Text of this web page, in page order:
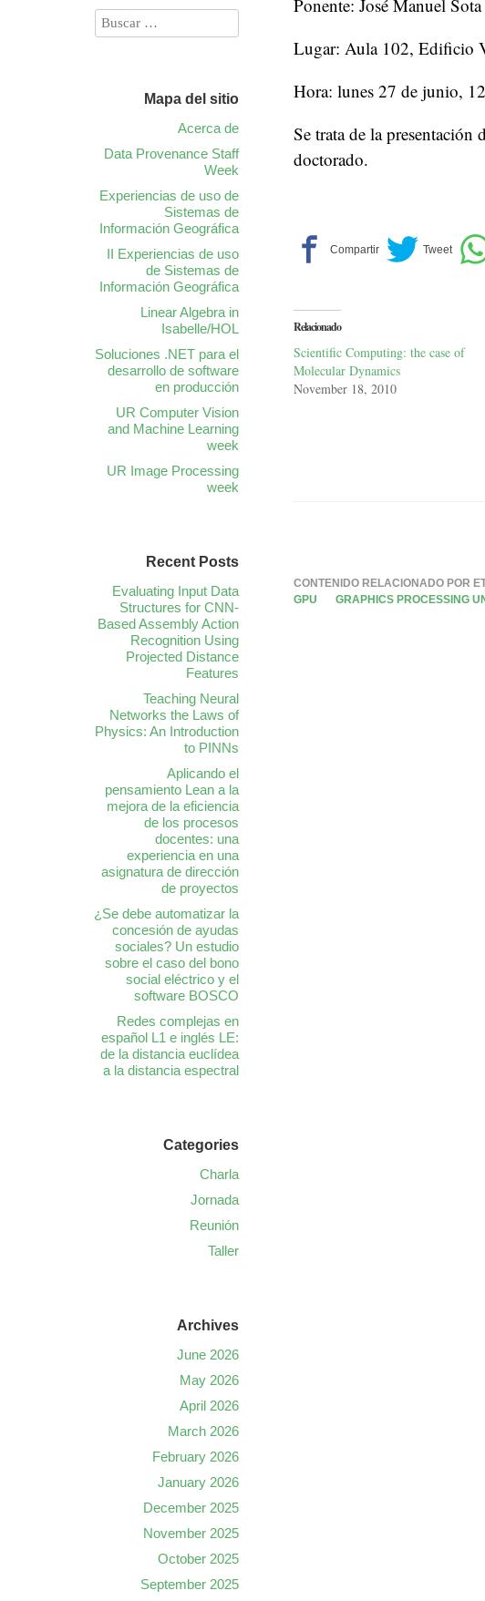
Ponente: José Manuel
Lugar: Aula 102, Edificio
Hora: lunes 27 de junio,
Se trata de la
doctorado.
Relacionado
Scientific Computing: the case of
Molecular Dynamics
November 18, 2010
CONTENIDO RELACIONADO POR
GPU
GRAPHICS PROCESSING
Mapa del sitio
Acerca de
Data Provenance Staff
Week
Experiencias de uso de
Sistemas de
Información Geográfica
II Experiencias de uso
de Sistemas de
Información Geográfica
Linear Algebra in
Isabelle/HOL
Soluciones .NET para el
desarrollo de software
en producción
UR Computer Vision
and Machine Learning
week
UR Image Processing
week
Recent Posts
Evaluating Input Data
Structures for CNN-
Based Assembly Action
Recognition Using
Projected Distance
Features
Teaching Neural
Networks the Laws of
Physics: An Introduction
to PINNs
Aplicando el
pensamiento Lean a la
mejora de la eficiencia
de los procesos
docentes: una
experiencia en una
asignatura de dirección
de proyectos
¿Se debe automatizar la
concesión de ayudas
sociales? Un estudio
sobre el caso del bono
social eléctrico y el
software BOSCO
Redes complejas en
español L1 e inglés LE:
de la distancia euclídea
a la distancia espectral
Categories
Charla
Jornada
Reunión
Taller
Archives
June 2026
May 2026
April 2026
March 2026
February 2026
January 2026
December 2025
November 2025
October 2025
September 2025